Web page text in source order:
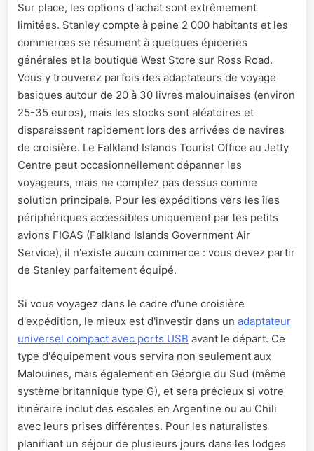
Sur place, les options d'achat sont extrêmement
limitées. Stanley compte à peine 2 000 habitants et les
commerces se résument à quelques épiceries
générales et la boutique West Store sur Ross Road.
Vous y trouverez parfois des adaptateurs de voyage
basiques autour de 20 à 30 livres malouinaises (environ
25-35 euros), mais les stocks sont aléatoires et
disparaissent rapidement lors des arrivées de navires
de croisière. Le Falkland Islands Tourist Office au Jetty
Centre peut occasionnellement dépanner les
voyageurs, mais ne comptez pas dessus comme
solution principale. Pour les expéditions vers les îles
périphériques accessibles uniquement par les petits
avions FIGAS (Falkland Islands Government Air
Service), il n'existe aucun commerce : vous devez partir
de Stanley parfaitement équipé.
Si vous voyagez dans le cadre d'une croisière
d'expédition, le mieux est d'investir dans un adaptateur
universel compact avec ports USB avant le départ. Ce
type d'équipement vous servira non seulement aux
Malouines, mais également en Géorgie du Sud (même
système britannique type G), et sera précieux si votre
itinéraire inclut des escales en Argentine ou au Chili
avec leurs prises différentes. Pour les naturalistes
planifiant un séjour de plusieurs jours dans les lodges